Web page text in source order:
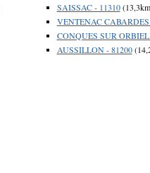
SAISSAC - 11310
VENTENAC CABARDES
CONQUES SUR
AUSSILLON - 81200